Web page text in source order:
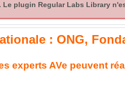
plugin Regular Labs Library
: ONG,
experts AVe peuvent